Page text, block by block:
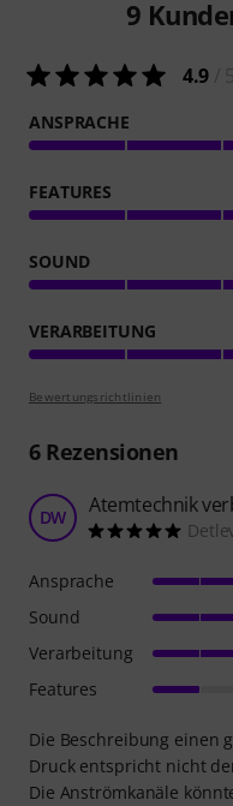
9
4.9
ANSPRACHE
FEATURES
SOUND
VERARBEITUNG
Bewertungsrichtlinien
6Rezensionen
DW Atemtechnik
Die Beschreibung einen
Druck entspricht nicht
Die Anströmkanäle
Ansprache
Sound
Verarbeitung
Features